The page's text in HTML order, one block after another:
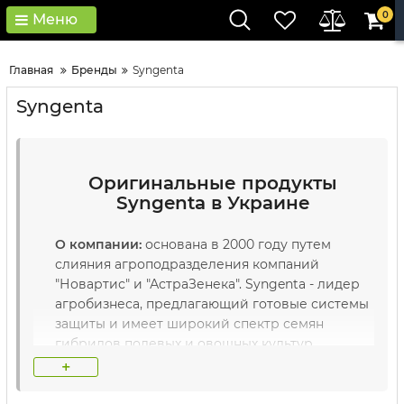
Меню 0
Главная Бренды Syngenta
Syngenta
Оригинальные продукты
Syngenta в Украине
О компании: основана в 2000 году путем
слияния агроподразделения компаний
"Новартис" и "АстраЗенека". Syngenta - лидер
агробизнеса, предлагающий готовые системы
защиты и имеет широкий спектр семян
гибридов полевых и овощных культур.
+